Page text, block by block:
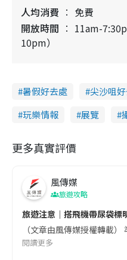
人均消費
免費
開放時間
11am-
10pm）
暑假好去處 尖沙咀
玩樂情報
展覽
更多真實評價
風傳媒
旅遊攻略
旅遊注意｜搭飛機帶尿袋
（文章由風傳媒授權轉載
閱讀更多